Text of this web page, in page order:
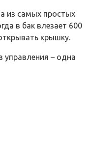
из самых простых
в бак влезает 600
крышку.
управления – одна